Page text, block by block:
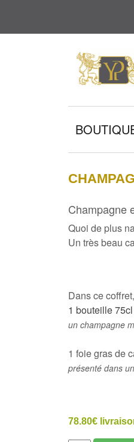
Champagne
Quoi de plus
Un très beau
Dans ce coffret,
1 bouteille
un champagne
1 foie gras de
présenté dans
78.80€